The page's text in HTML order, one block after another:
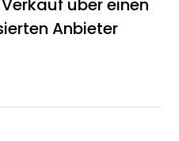
über einen
Anbieter